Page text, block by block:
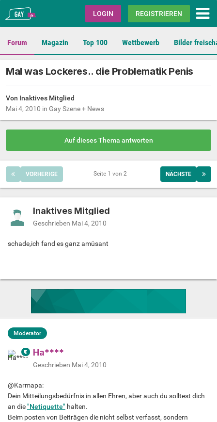
Gay.de LOGIN REGISTRIEREN
Forum Magazin Top 100 Wettbewerb Bilder
Mal was Lockeres.. die Problematik Penis
Von Inaktives Mitglied
Mai 4, 2010 in Gay Szene + News
Auf dieses Thema antworten
VORHERIGE NÄCHSTE
Seite 1 von 2
Inaktives Mitglied
Geschrieben Mai 4, 2010
schade,ich fand es ganz amüsant
Moderator
Ha****
Geschrieben Mai 4, 2010
@Karmapa:
Dein Mitteilungsbedürfnis in allen Ehren, aber auch du solltest dich
an die"Netiquette" halten.
Beim posten von Beiträgen die nicht selbst verfasst, sondern